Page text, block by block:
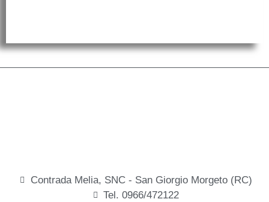
Contrada Melia, SNC - San Giorgio Morgeto (RC)
Tel. 0966/472122